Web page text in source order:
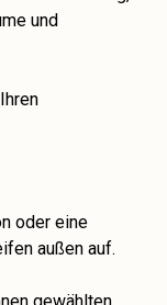
und
oder eine
außen auf.